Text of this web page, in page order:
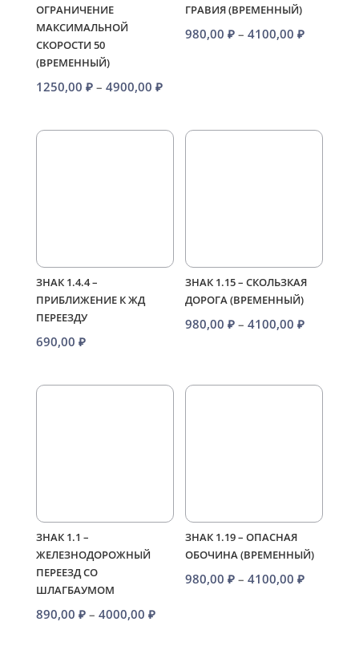
ОГРАНИЧЕНИЕ
МАКСИМАЛЬНОЙ
СКОРОСТИ 50
(ВРЕМЕННЫЙ)
1250,00 ₽ – 4900,00 ₽Диапазон
1250,00 ₽
ГРАВИЯ (ВРЕМЕННЫЙ)
980,00₽ – 4100,00₽
ЗНАК 1.4.4 –
ПРИБЛИЖЕНИЕ К ЖД
ПЕРЕЕЗДУ
690,00 ₽
ЗНАК 1.15 – СКОЛЬЗКАЯ
ДОРОГА (ВРЕМЕННЫЙ)
980,00₽ – 4100,00₽
–
ЗНАК 1.1 –
ЖЕЛЕЗНОДОРОЖНЫЙ
ПЕРЕЕЗД СО
ШЛАГБАУМОМ
890,00 ₽ – 4000,00 ₽Диапазон
ЗНАК 1.19 – ОПАСНАЯ
ОБОЧИНА (ВРЕМЕННЫЙ)
980,00₽ – 4100,00₽